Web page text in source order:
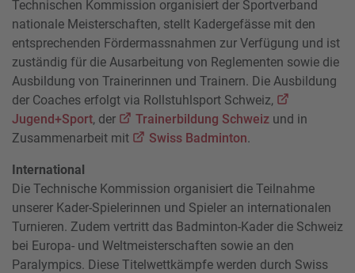
Technischen Kommission organisiert der Sportverband
nationale Meisterschaften, stellt Kadergefässe mit den
entsprechenden Fördermassnahmen zur Verfügung und ist
zuständig für die Ausarbeitung von Reglementen sowie die
Ausbildung von Trainerinnen und Trainern. Die Ausbildung
der Coaches erfolgt via Rollstuhlsport Schweiz,
Jugend+Sport, der Trainerbildung Schweizund in
Zusammenarbeit mit
Swiss Badminton.
International
Die Technische Kommission organisiert die Teilnahme
unserer Kader-Spielerinnen und Spieler an internationalen
Turnieren. Zudem vertritt das Badminton-Kader die Schweiz
bei Europa- und Weltmeisterschaften sowie an den
Paralympics. Diese Titelwettkämpfe werden durch Swiss